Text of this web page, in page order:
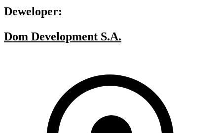
Deweloper:
Dom Development S.A.